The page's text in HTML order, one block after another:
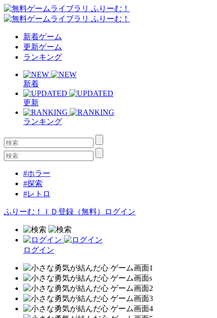
新着ゲーム
更新ゲーム
ランキング
新着
更新
ランキング
#ホラー
#探索
#レトロ
ふりーむ！ＩＤ登録（無料） ログイン
ログイン